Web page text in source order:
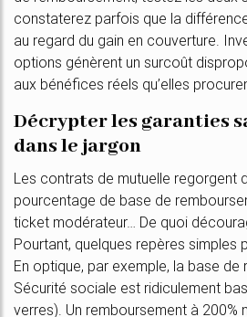
constaterez parfois que la
au regard du gain en couverture.
options génèrent un surcoût
aux bénéfices réels qu’elles
Décrypter les garanties
dans le jargon
Les contrats de mutuelle regorgent
pourcentage de base de
ticket modérateur… De quoi
Pourtant, quelques repères simples
En optique, par exemple, la base de
Sécurité sociale est ridiculement
verres). Un remboursement à 200%